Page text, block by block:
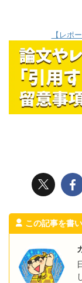
【レポ
この記事を書